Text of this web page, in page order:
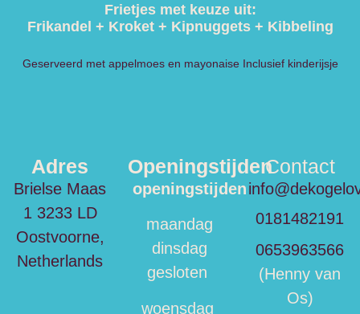
Frietjes met keuze uit:
Frikandel + Kroket + Kipnuggets + Kibbeling
Geserveerd met appelmoes en mayonaise Inclusief kinderijsje
Adres
Brielse Maas
1 3233 LD
Oostvoorne,
Netherlands
Openingstijden
openingstijden
maandag
dinsdag
gesloten
woensdag
Contact
0181482191
0653963566
(Henny van
Os)